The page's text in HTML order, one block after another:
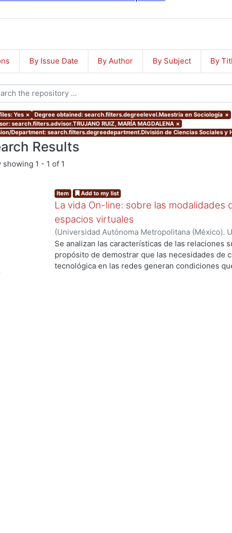
By Issue Date By Author By Subject By
Yes × Degree obtained: search.filters.degreelevel.Maestría en Sociología ×
search.filters.advisor.TRUJANO RUIZ, MARÍA MAGDALENA ×
Department: search.filters.degreedepartment.División de Ciencias Sociales y
Results
showing 1 - 1 of 1
Item Add to my list
La vida On-line: sobre las modalidades
espacios virtuales
(Universidad Autónoma Metropolitana (México).
de Servicios de Información.,2008-10)
Se analizan las características de las relaciones
propósito de demostrar que las necesidades de
tecnológica en las redes generan condiciones